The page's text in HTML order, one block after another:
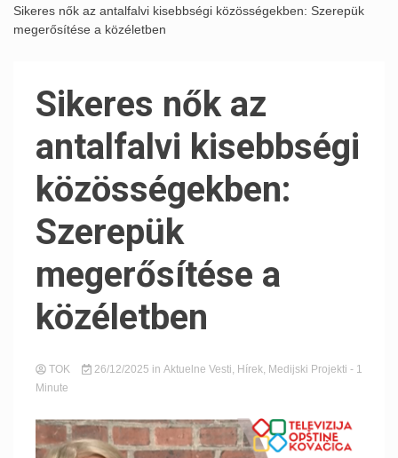
Sikeres nők az antalfalvi kisebbségi közösségekben: Szerepük
megerősítése a közéletben
Sikeres nők az
antalfalvi kisebbségi
közösségekben:
Szerepük
megerősítése a
közéletben
TOK 26/12/2025 in Aktuelne Vesti, Hírek, Medijski Projekti - 1
Minute